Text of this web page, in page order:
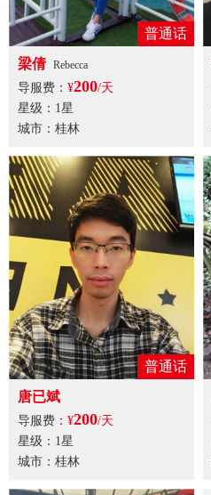
普通话
梁倩 Rebecca
导服费： ¥200/天
星级：1星
城市：桂林
普通话
唐已斌
导服费： ¥200/天
星级：1星
城市：桂林